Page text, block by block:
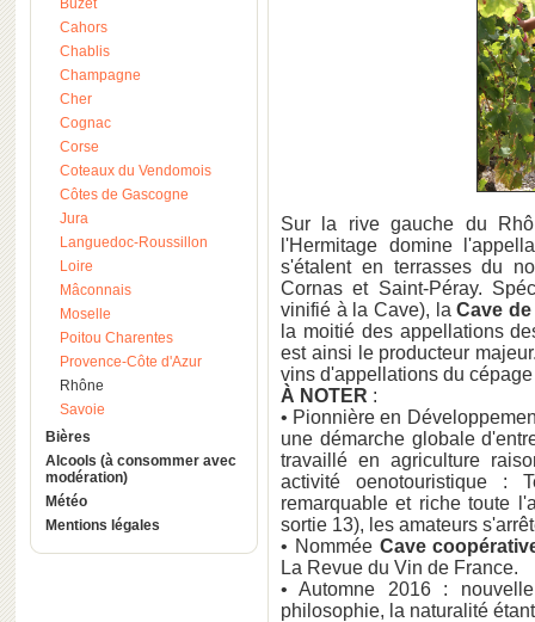
Buzet
Cahors
Chablis
Champagne
Cher
Cognac
Corse
Coteaux du Vendomois
Côtes de Gascogne
Jura
Languedoc-Roussillon
Loire
Mâconnais
Moselle
Poitou Charentes
Provence-Côte d'Azur
Rhône
Savoie
Bières
Alcools (à consommer avec
modération)
Météo
Mentions légales
Sur la rive gauche du
l'Hermitage domine
s'étalent en terrasses du
Cornas et Saint-Péray.
vinifié à la Cave), laCave
la moitié des appellations
est ainsi le producteur
vins d'appellations du
À NOTER :
• Pionnière en
une démarche globale
travaillé en agriculture
activité oenotouristique :
remarquable et riche toute
sortie 13), les amateurs
• Nommée Cave
La Revue du Vin de France.
• Automne 2016 :
philosophie, la naturalité